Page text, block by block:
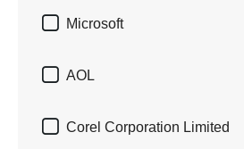
 Microsoft
 AOL
 Corel Corporation Limited